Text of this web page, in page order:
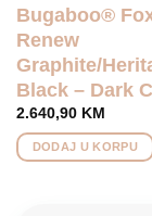
Bugaboo®
Renew
Graphite/
Black – Dark
2.640,90 KM
DODAJ U KORPU